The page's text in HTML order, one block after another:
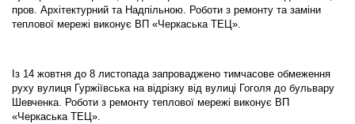
пров. Архітектурний та Надпільною. Роботи з ремонту та заміни
теплової мережі виконує ВП «Черкаська ТЕЦ».
Із 14 жовтня до 8 листопада запроваджено тимчасове обмеження
руху вулиця Гуржіївська на відрізку від вулиці Гоголя до бульвару
Шевченка. Роботи з ремонту теплової мережі виконує ВП
«Черкаська ТЕЦ».